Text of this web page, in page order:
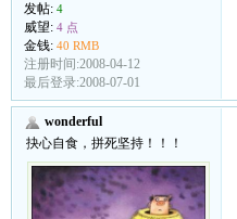
发帖: 4
威望: 4 点
金钱: 40 RMB
注册时间:2008-04-12
最后登录:2008-07-01
wonderful
抉心自食，拼死坚持！！！